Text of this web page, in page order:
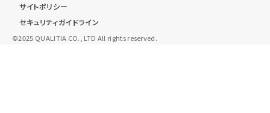
サイトポリシー
セキュリティガイドライン
©︎2025 QUALITIA CO., LTD All rights reserved.